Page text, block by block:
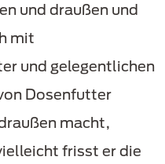
und draußen und
mit
und gelegentlichen
Dosenfutter
macht,
frisst er die